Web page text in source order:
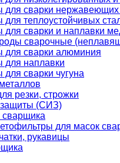
для сварки
теплоустойчивых
сварки и наплавки
сварочные
для сварки алюминия
для наплавки
сварки чугуна
резки, строжки
защиты (СИЗ)
сварщика
для масок
рукавицы